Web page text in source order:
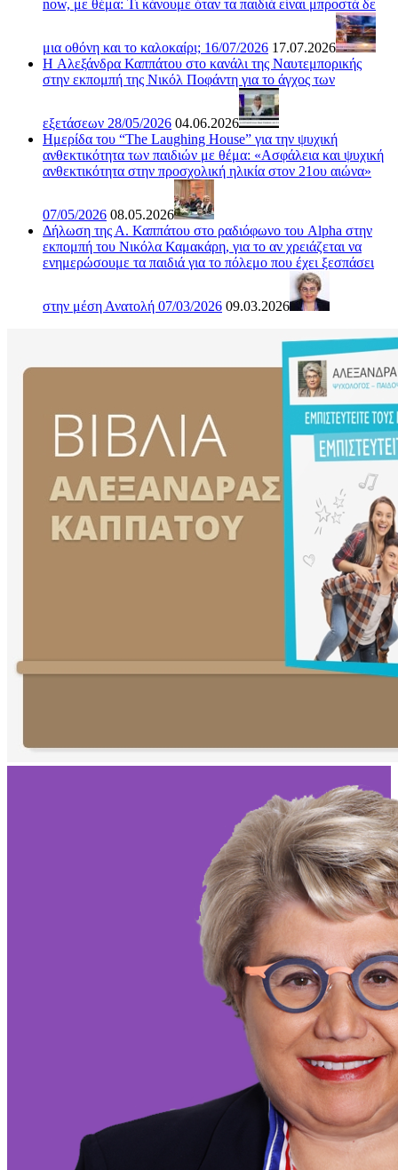
now, με θέμα: Τι κάνουμε όταν τα παιδιά είναι μπροστά δε
μια οθόνη και το καλοκαίρι; 16/07/2026 17.07.2026
H Αλεξάνδρα Καππάτου στο κανάλι της Ναυτεμπορικής
στην εκπομπή της Νικόλ Ποφάντη για το άγχος των
εξετάσεων 28/05/2026 04.06.2026
Ημερίδα του “The Laughing House” για την ψυχική
ανθεκτικότητα των παιδιών με θέμα: «Ασφάλεια και ψυχική
ανθεκτικότητα στην προσχολική ηλικία στον 21ου αιώνα»
07/05/2026 08.05.2026
Δήλωση της Α. Καππάτου στο ραδιόφωνο του Alpha στην
εκπομπή του Νικόλα Καμακάρη, για το αν χρειάζεται να
ενημερώσουμε τα παιδιά για το πόλεμο που έχει ξεσπάσει
στην μέση Ανατολή 07/03/2026 09.03.2026